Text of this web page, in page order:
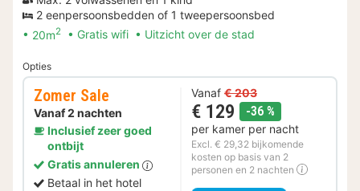
2 eenpersoonsbedden of 1 tweepersoonsbed
20m2 Gratis wifi Uitzicht over de stad
Opties
Zomer Sale
Vanaf 2 nachten
Inclusief zeer goed
ontbijt
Gratis annuleren
Betaal in het hotel
Vanaf € 203
€ 129 -36 %
per kamer per nacht
Excl. € 29,32 bijkomende
kosten op basis van 2
personen en 2 nachten